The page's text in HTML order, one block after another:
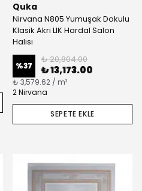
Quka
Nirvana N805 Yumuşak Dokulu
Klasik Akri LIK Hardal Salon
Halısı
%37
₺ 20,804.00
₺ 13,173.00
₺ 3,579.62 / m²
2 Nirvana
SEPETE EKLE